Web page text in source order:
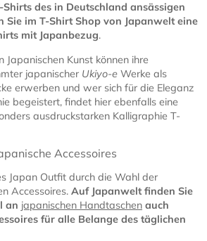
des in Deutschland ansässigen
Sie im T-Shirt Shop von Japanwelt eine
mit Japanbezug.
Japanischen Kunst können ihre
japanischer Ukiyo-e Werke als
erwerben und wer sich für die Eleganz
begeistert, findet hier ebenfalls eine
ausdruckstarken Kalligraphie T-
Accessoires
Japan Outfit durch die Wahl der
Accessoires. Auf Japanwelt finden Sie
an japanischen Handtaschen auch
für alle Belange des täglichen